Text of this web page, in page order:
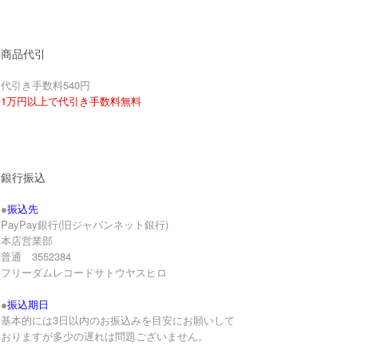
商品代引
代引き手数料540円
1万円以上で代引き手数料無料
銀行振込
●振込先
PayPay銀行(旧ジャパンネット銀行)
本店営業部
普通 3552384
フリーダムレコードサトウヤスヒロ
●振込期日
基本的には3日以内のお振込みを目安にお願いして
おりますが多少の遅れは問題ございません。